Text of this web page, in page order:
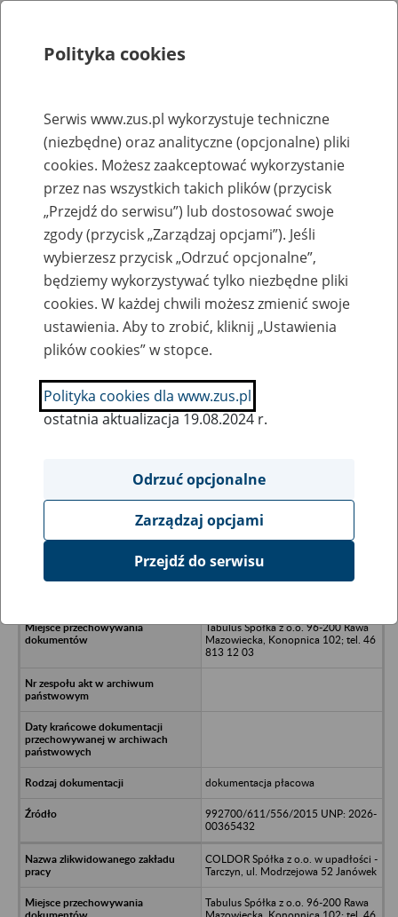
Rejestry, ewidencje i archiwa
Baza zlikwidowanych lub
przekształconych zakładów pracy
Nazwa zakładu pracy:
SZUKAJ
Ukryj wszystkie pozycje bazy
Rolnicza Spóldzielnia Produkcyjna w
Tabulus Spółka z o.o. 96-200 Rawa
Mazowiecka, Konopnica 102; tel. 46
813 12 03
dokumentacja płacowa
992700/611/556/2015 UNP: 2026-
00365432
COLDOR Spółka z o.o. w upadłości -
Tarczyn, ul. Modrzejowa 52 Janówek
Tabulus Spółka z o.o. 96-200 Rawa
Polityka cookies
Serwis www.zus.pl wykorzystuje techniczne
(niezbędne) oraz analityczne (opcjonalne) pliki
cookies. Możesz zaakceptować wykorzystanie
przez nas wszystkich takich plików (przycisk
„Przejdź do serwisu”) lub dostosować swoje
zgody (przycisk „Zarządzaj opcjami”). Jeśli
wybierzesz przycisk „Odrzuć opcjonalne”,
będziemy wykorzystywać tylko niezbędne pliki
cookies. W każdej chwili możesz zmienić swoje
ustawienia. Aby to zrobić, kliknij „Ustawienia
plików cookies” w stopce.
Polityka cookies dla www.zus.pl
ostatnia aktualizacja 19.08.2024 r.
Odrzuć opcjonalne
Zarządzaj opcjami
Przejdź do serwisu